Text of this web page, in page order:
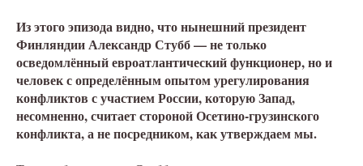
Из этого эпизода видно, что нынешний президент
Финляндии Александр Стубб — не только
осведомлённый евроатлантический функционер, но и
человек с определённым опытом урегулирования
конфликтов с участием России, которую Запад,
несомненно, считает стороной Осетино-грузинского
конфликта, а не посредником, как утверждаем мы.